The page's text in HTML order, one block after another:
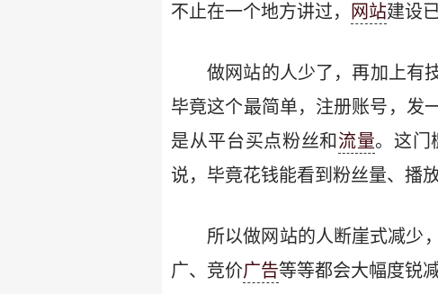
不止在一个地方讲过，
网站建设
做网站的人少了，再加上有
毕竟这个最简单，注册账号，发
是从平台买点粉丝和流量。这门
说，毕竟花钱能看到粉丝量、播
所以做网站的人断崖式减少
广、竞价广告等等都会大幅度锐